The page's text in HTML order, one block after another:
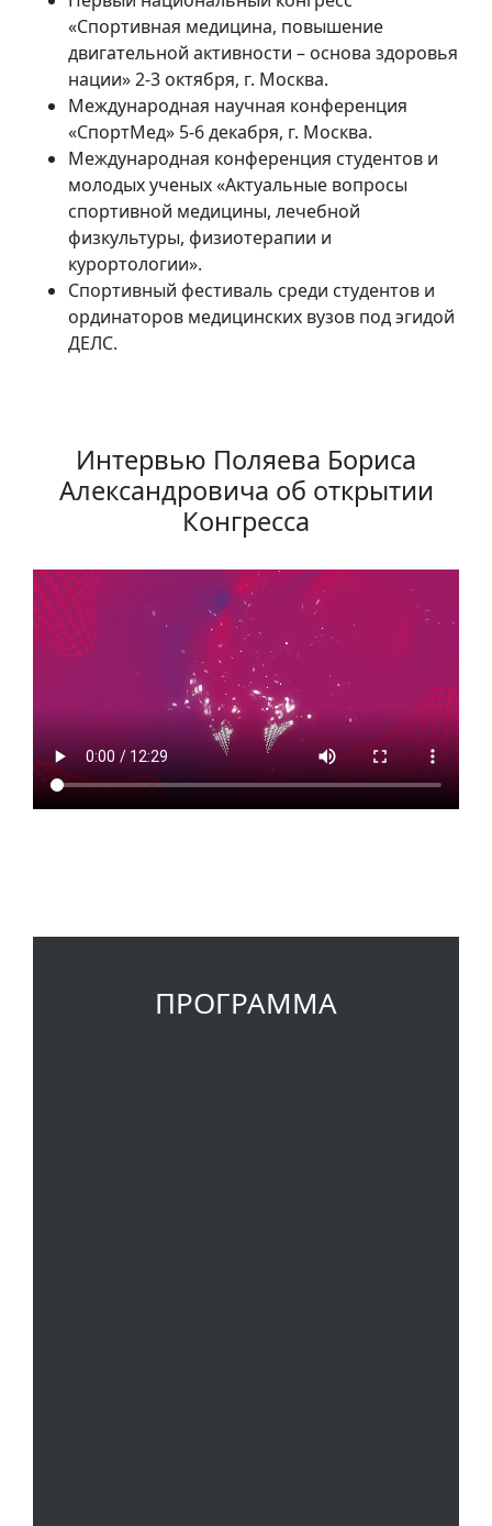
«Спортивная медицина, повышение
двигательной активности – основа здоровья
нации» 2-3 октября, г. Москва.
Международная научная конференция
«СпортМед» 5-6 декабря, г. Москва.
Международная конференция студентов и
молодых ученых «Актуальные вопросы
спортивной медицины, лечебной
физкультуры, физиотерапии и
курортологии».
Спортивный фестиваль среди студентов и
ординаторов медицинских вузов под эгидой
ДЕЛС.
Интервью Поляева Бориса
Александровича об открытии
Конгресса
ПРОГРАММА